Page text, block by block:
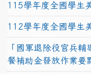
115學年度全國學生
112學年度全國學生
「國軍退除役官兵
餐補助金發放作業要